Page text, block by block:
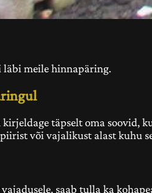
läbi meile hinnapäring.
täpselt oma soovid,
või vajalikust alast kuhu
saab tulla ka